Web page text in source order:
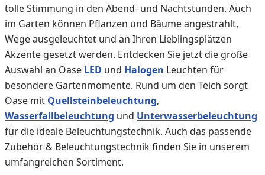
tolle Stimmung in den Abend- und Nachtstunden. Auch
im Garten können Pflanzen und Bäume angestrahlt,
Wege ausgeleuchtet und an Ihren Lieblingsplätzen
Akzente gesetzt werden. Entdecken Sie jetzt die große
Auswahl an Oase LED und Halogen Leuchten für
besondere Gartenmomente. Rund um den Teich sorgt
Oase mit Quellsteinbeleuchtung,
Wasserfallbeleuchtung und Unterwasserbeleuchtung
für die ideale Beleuchtungstechnik. Auch das passende
Zubehör & Beleuchtungstechnik finden Sie in unserem
umfangreichen Sortiment.